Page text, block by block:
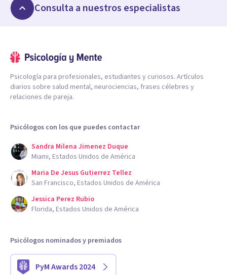
Consulta a nuestros especialistas
Psicología para profesionales, estudiantes y curiosos. Artículos
diarios sobre salud mental, neurociencias, frases célebres y
relaciones de pareja.
Psicólogos con los que puedes contactar
Sandra Milena Jimenez Duque
Miami, Estados Unidos de América
Maria De Jesus Gutierrez Tellez
San Francisco, Estados Unidos de América
Jessica Perez Rubio
Florida, Estados Unidos de América
Psicólogos nominados y premiados
PyM Awards 2024